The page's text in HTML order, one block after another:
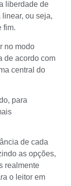
liberdade de
ou seja,
fim.
no modo
de acordo com
central do
, para
de cada
as opções,
realmente
o leitor em